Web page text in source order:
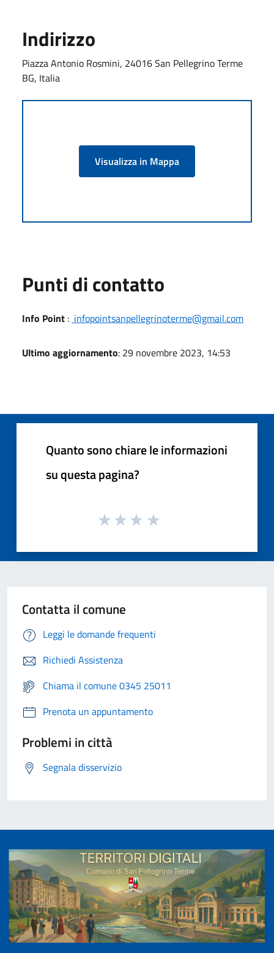
Indirizzo
Piazza Antonio Rosmini, 24016 San Pellegrino Terme
BG, Italia
Visualizza in Mappa
Punti di contatto
Info Point : infopointsanpellegrinoterme@gmail.com
Ultimo aggiornamento: 29 novembre 2023, 14:53
Quanto sono chiare le informazioni
su questa pagina?
Contatta il comune
Leggi le domande frequenti
Richiedi Assistenza
Chiama il comune 0345 25011
Prenota un appuntamento
Problemi in città
Segnala disservizio